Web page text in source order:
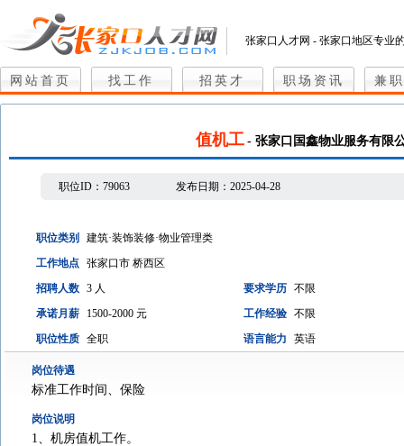
张家口人才网 - 张家口地区专业
网站首页 找工作 招英才 职场资讯 兼
值机工 - 张家口国鑫物业服务有限
职位ID： 79063 发布日期： 2025-04-28
职位类别
建筑·装饰装修·物业管理类
工作地点 张家口市 桥西区
招聘人数 3 人 要求学历 不限
承诺月薪
1500-2000 元 工作经验 不限
职位性质 全职 语言能力 英语
岗位待遇
标准工作时间、保险
岗位说明
1、机房值机工作。